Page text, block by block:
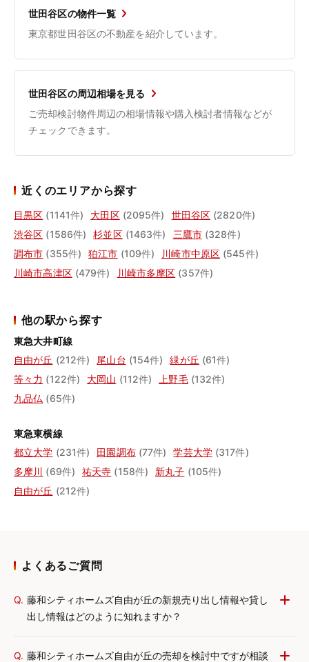
世田谷区の物件一覧
東京都世田谷区の不動産を紹介しています。
世田谷区の周辺相場を見る
ご売却検討物件周辺の相場情報や購入検討者情報などが
チェックできます。
近くのエリアから探す
目黒区 (1141件) 大田区 (2095件) 世田谷区 (2820件)
渋谷区 (1586件) 杉並区 (1463件) 三鷹市 (328件)
調布市 (355件) 狛江市 (109件) 川崎市中原区 (545件)
川崎市高津区 (479件) 川崎市多摩区 (357件)
他の駅から探す
東急大井町線
自由が丘 (212件) 尾山台 (154件) 緑が丘 (61件)
等々力 (122件) 大岡山 (112件) 上野毛 (132件)
九品仏 (65件)
東急東横線
都立大学 (231件) 田園調布 (77件) 学芸大学 (317件)
多摩川 (69件) 祐天寺 (158件) 新丸子 (105件)
自由が丘 (212件)
よくあるご質問
Q. 藤和シティホームズ自由が丘の新規売り出し情報や貸し
出し情報はどのように知れますか？
Q. 藤和シティホームズ自由が丘の売却を検討中ですが相談